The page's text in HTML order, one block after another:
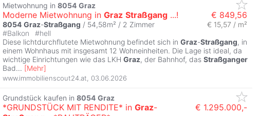
Mietwohnung in 8054 Graz
Moderne Mietwohnung in Graz Straßgang ...! € 849,56
8054 Graz-Straßgang / 54,58m² / 2 Zimmer
€ 15,57 / m²
#Balkon #hell
Diese lichtdurchflutete Mietwohnung befindet sich in Graz-Straßgang, in
einem Wohnhaus mit insgesamt 12 Wohneinheiten. Die Lage ist ideal, da
wichtige Einrichtungen wie das LKH Graz, der Bahnhof, das Straßganger
Bad... [Mehr]
www.immobilienscout24.at 03.06.2026
Grundstück kaufen in 8054 Graz
*GRUNDSTÜCK MIT RENDITE* in Graz-
€ 1.295.000,-